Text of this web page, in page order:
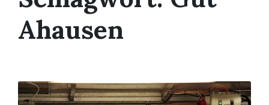
Ahausen
Mehr
erfahren